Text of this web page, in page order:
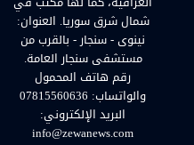
شمال شرق سوريا. العنوان:
نينوى - سنجار - بالقرب من
مستشفى سنجار العامة.
رقم هاتف المحمول
والواتساب: 07815560636
البريد الإلكتروني:
info@zewanews.com